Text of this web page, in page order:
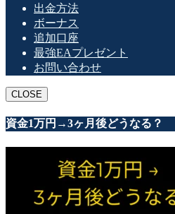
出金方法
ボーナス
追加口座
最強EAプレゼント
お問い合わせ
CLOSE
資金1万円→3ヶ月後どうなる？